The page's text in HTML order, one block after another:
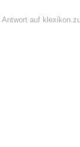
auf